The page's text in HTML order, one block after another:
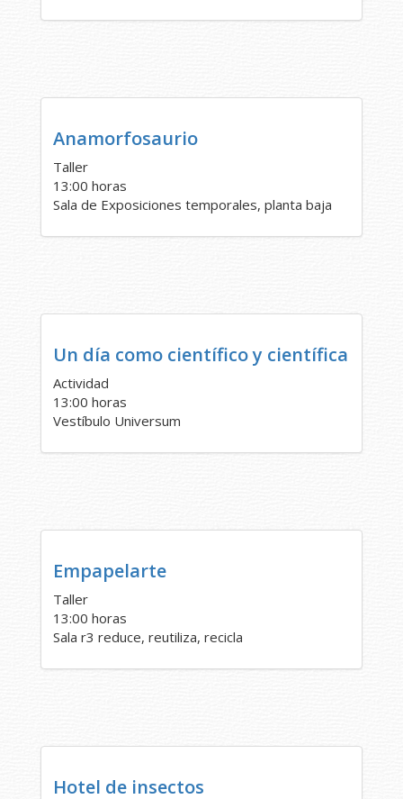
Anamorfosaurio
Taller
13:00 horas
Sala de Exposiciones temporales, planta baja
Un día como científico y científica
Actividad
13:00 horas
Vestíbulo Universum
Empapelarte
Taller
13:00 horas
Sala r3 reduce, reutiliza, recicla
Hotel de insectos